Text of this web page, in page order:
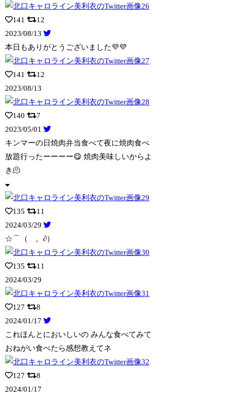
141
12
2023/08/13
本日もありがとうございました💜💜
141
12
2023/08/13
140
7
2023/05/01
キンマーの日焼肉弁当食べて夜に焼肉食べ
放題行ったーーーー😋 焼肉美味しいからよ
き🫠
135
11
2024/03/29
☆⌒（ゝ。∂）
135
11
2024/03/29
127
8
2024/01/17
これほんとにおいしいの みんな食べてみて
おねがい食べたら感想教えてネ
127
8
2024/01/17